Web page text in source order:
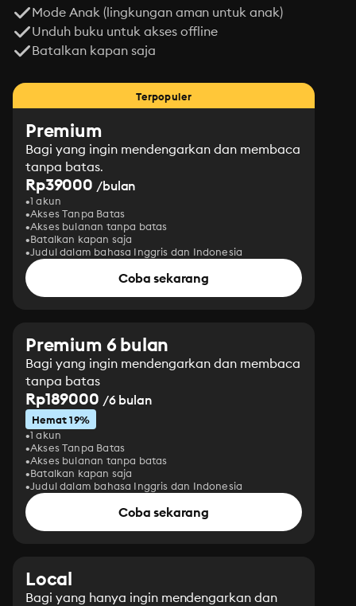
Mode Anak (lingkungan aman untuk anak)
Unduh buku untuk akses offline
Batalkan kapan saja
Terpopuler
Premium
Bagi yang ingin mendengarkan dan membaca
tanpa batas.
Rp39000 /bulan
1 akun
Akses Tanpa Batas
Akses bulanan tanpa batas
Batalkan kapan saja
Judul dalam bahasa Inggris dan Indonesia
Coba sekarang
Premium 6 bulan
Bagi yang ingin mendengarkan dan membaca
tanpa batas
Rp189000 /6 bulan
Hemat 19%
1 akun
Akses Tanpa Batas
Akses bulanan tanpa batas
Batalkan kapan saja
Judul dalam bahasa Inggris dan Indonesia
Coba sekarang
Local
Bagi yang hanya ingin mendengarkan dan